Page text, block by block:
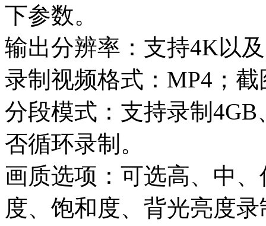
下参数。
输出分辨率：支持4K以
录制视频格式：MP4；截
分段模式：支持录制
否循环录制。
画质选项：可选高、中
度、饱和度、背光亮度录